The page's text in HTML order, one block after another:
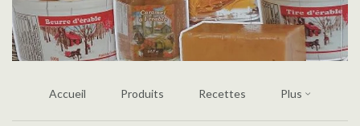
Accueil Produits Recettes Plus